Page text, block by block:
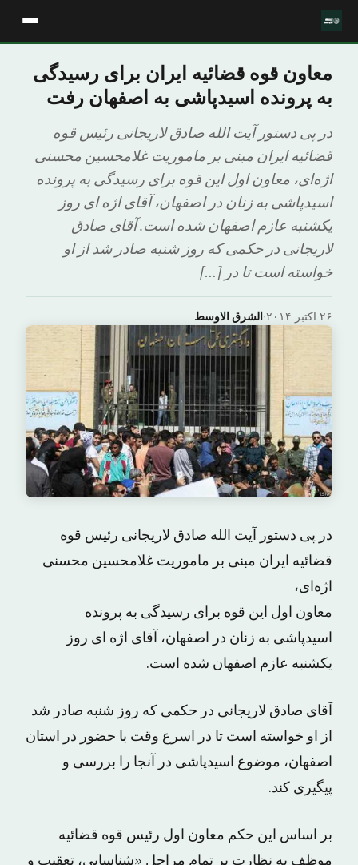
معاون قوه قضائیه ایران برای رسیدگی
به پرونده اسیدپاشی به اصفهان رفت
در پی دستور آیت الله صادق لاریجانی رئیس قوه
قضائیه ایران مبنی بر ماموریت غلامحسین محسنی
اژه‌ای، معاون اول این قوه برای رسیدگی به پرونده
اسیدپاشی به زنان در اصفهان، آقای اژه ای روز
یکشنبه عازم اصفهان شده است. آقای صادق
لاریجانی در حکمی که روز شنبه صادر شد از او
خواسته است تا در […]
الشرق الاوسط· ۲۶ اکتبر ۲۰۱۴
در پی دستور آیت الله صادق لاریجانی رئیس قوه
قضائیه ایران مبنی بر ماموریت غلامحسین محسنی
اژه‌ای،
معاون اول این قوه برای رسیدگی به پرونده
اسیدپاشی به زنان در اصفهان، آقای اژه ای روز
یکشنبه عازم اصفهان شده است.
آقای صادق لاریجانی در حکمی که روز شنبه صادر شد
از او خواسته است تا در اسرع وقت با حضور در استان
اصفهان، موضوع اسیدپاشی در آنجا را بررسی و
پیگیری کند.
بر اساس این حکم معاون اول رئیس قوه قضائیه
موظف به نظارت بر تمام مراحل «شناسایی، تعقیب و